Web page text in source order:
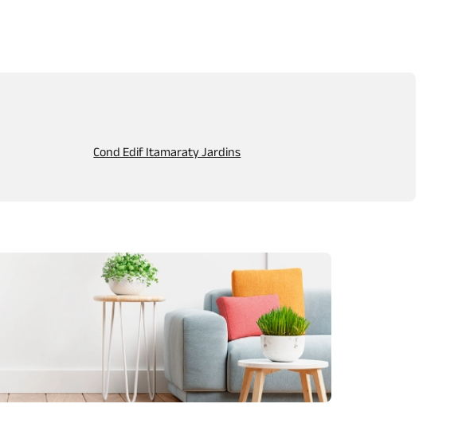
Cond Edif Itamaraty Jardins